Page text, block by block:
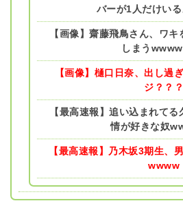
バーが1人だけいる
【画像】齋藤飛鳥さん、ワ
しまう
【画像】樋口日奈、出し過
ジ？？？
【最高速報】追い込まれて
情が好きな奴
【最高速報】乃木坂3期生、
wwww